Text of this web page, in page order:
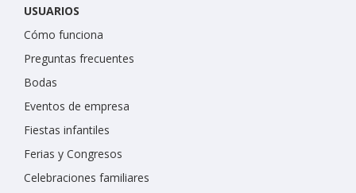
USUARIOS
Cómo funciona
Preguntas frecuentes
Bodas
Eventos de empresa
Fiestas infantiles
Ferias y Congresos
Celebraciones familiares